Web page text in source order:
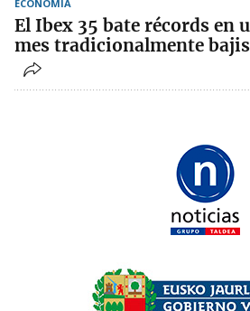
ECONOMÍA
El Ibex 35 bate récords en
mes tradicionalmente